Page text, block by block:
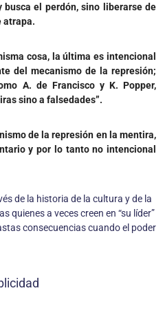
el perdón, sino liberarse de
atrapa.
cosa, la última es intencional
del mecanismo de la represión;
A. de Francisco y K. Popper,
sino a falsedades”.
de la represión en la mentira,
y por lo tanto no intencional
de la historia de la cultura y de la
quienes a veces creen en “su líder”
consecuencias cuando el poder